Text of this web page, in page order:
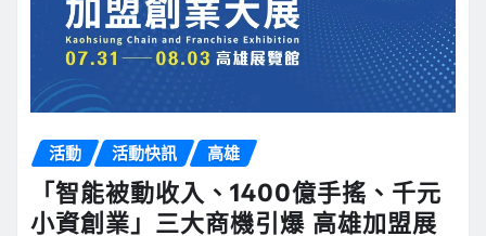
活動 活動快訊 高雄
「智能被動收入、1400億手搖、千元
小資創業」三大商機引爆 高雄加盟展